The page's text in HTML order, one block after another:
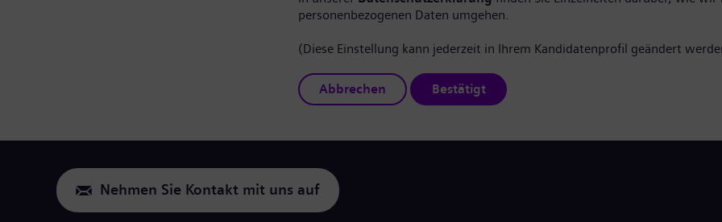
personenbezogenen Daten umgehen.
(Diese Einstellung kann jederzeit in Ihrem Kandidatenprofil geändert
Abbrechen Bestätigt
Nehmen Sie Kontakt mit uns auf